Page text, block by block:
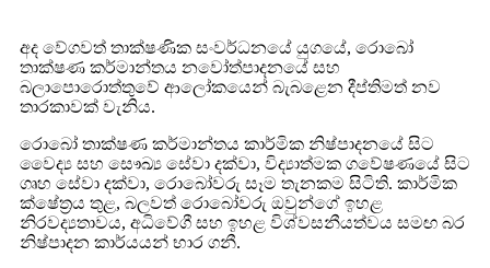
අද වේගවත් තාක්ෂණික සංවර්ධනයේ යුගයේ, රොබෝ
තාක්ෂණ කර්මාන්තය නවෝත්පාදනයේ සහ
බලාපොරොත්තුවේ ආලෝකයෙන් බැබළෙන දීප්තිමත් නව
තාරකාවක් වැනිය.
රොබෝ තාක්ෂණ කර්මාන්තය කාර්මික නිෂ්පාදනයේ සිට
වෛද්‍ය සහ සෞඛ්‍ය සේවා දක්වා, විද්‍යාත්මක ගවේෂණයේ සිට
ගෘහ සේවා දක්වා, රොබෝවරු සෑම තැනකම සිටිති. කාර්මික
ක්ෂේත්‍රය තුළ, බලවත් රොබෝවරු ඔවුන්ගේ ඉහළ
නිරවද්‍යතාවය, අධිවේගී සහ ඉහළ විශ්වසනීයත්වය සමඟ බර
නිෂ්පාදන කාර්යයන් භාර ගනී.